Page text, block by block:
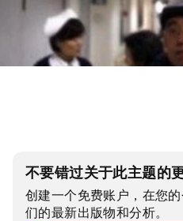
不要错过关于此主题的
创建一个免费账户，在您
们的最新出版物和分析。